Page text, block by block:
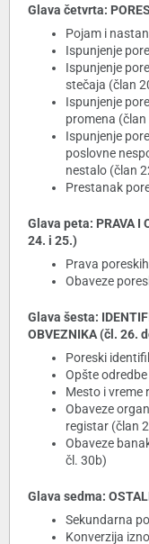
Glava četvrta:
Pojam i
Ispunjenje
Ispunjenje
stečaja (član
Ispunjenje
promena (član
Ispunjenje
poslovne
nestalo (član
Prestanak
Glava peta: PRAVA I
24. i 25.)
Prava
Obaveze
Glava šesta:
OBVEZNIKA (čl. 26.
Poreski
Opšte
Mesto i vreme
Obaveze
registar (član
Obaveze
čl. 30b)
Glava sedma:
Sekundarna
Konverzija